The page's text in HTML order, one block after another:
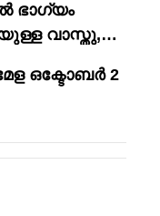
ഭാഗ്യം
വാസ്തു,
ഒക്ടോബർ 2